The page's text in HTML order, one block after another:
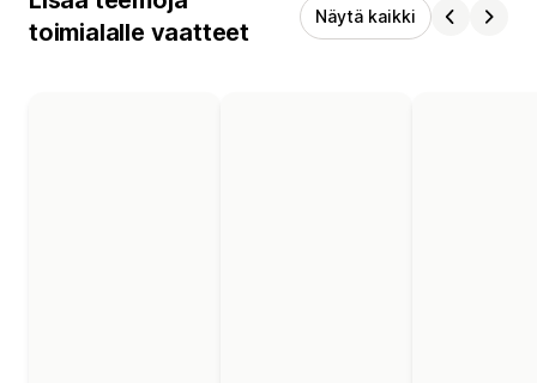
toimialalle vaatteet
Näytä kaikki